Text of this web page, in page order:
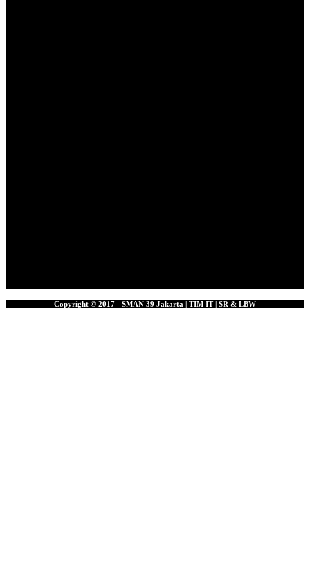
Copyright © 2017 - SMAN 39 Jakarta | TIM IT | SR & LBW